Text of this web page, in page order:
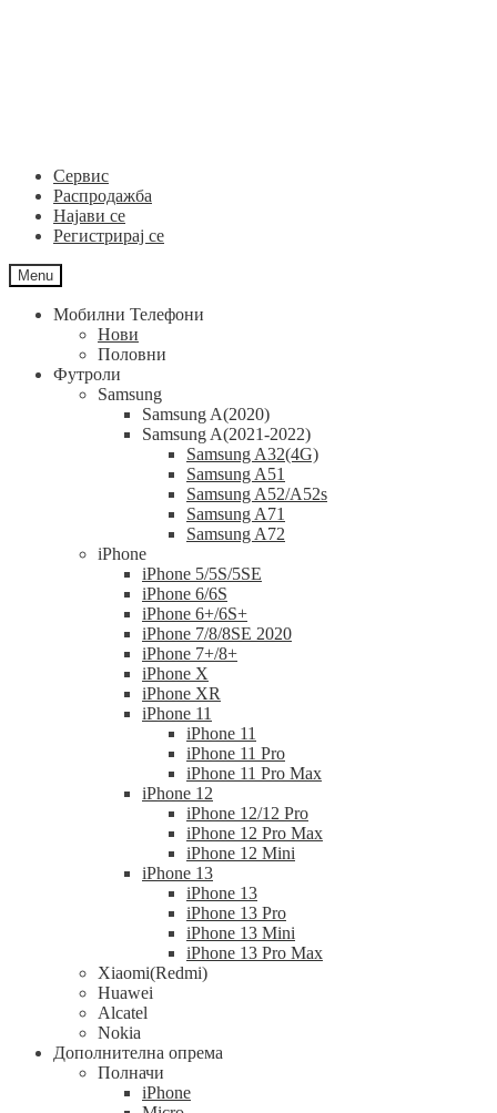
Сервис
Распродажба
Најави се
Регистрирај се
Menu
Мобилни Телефони
Нови
Половни
Футроли
Samsung
Samsung A(2020)
Samsung A(2021-2022)
Samsung A32(4G)
Samsung A51
Samsung A52/A52s
Samsung A71
Samsung A72
iPhone
iPhone 5/5S/5SE
iPhone 6/6S
iPhone 6+/6S+
iPhone 7/8/8SE 2020
iPhone 7+/8+
iPhone X
iPhone XR
iPhone 11
iPhone 11
iPhone 11 Pro
iPhone 11 Pro Max
iPhone 12
iPhone 12/12 Pro
iPhone 12 Pro Max
iPhone 12 Mini
iPhone 13
iPhone 13
iPhone 13 Pro
iPhone 13 Mini
iPhone 13 Pro Max
Xiaomi(Redmi)
Huawei
Alcatel
Nokia
Дополнителна опрема
Полначи
iPhone